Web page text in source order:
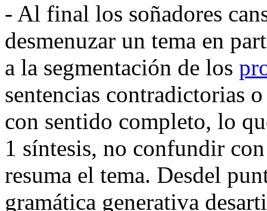
- Al final los soñadores
desmenuzar un tema en
a la segmentación de los
sentencias contradictorias
con sentido completo, lo
1 síntesis, no confundir
resuma el tema. Desdel
gramática generativa